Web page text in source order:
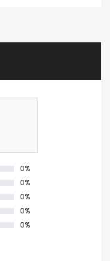
0%
0%
0%
0%
0%